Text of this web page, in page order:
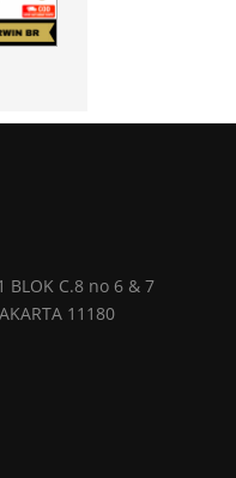
BLOK C.8 no 6 & 7
11180